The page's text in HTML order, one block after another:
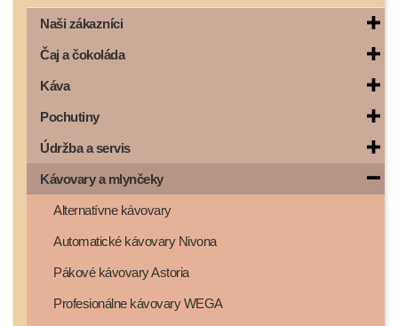
Naši zákazníci
Čaj a čokoláda
Káva
Pochutiny
Údržba a servis
Kávovary a mlynčeky
Alternatívne kávovary
Automatické kávovary Nivona
Pákové kávovary Astoria
Profesionálne kávovary WEGA